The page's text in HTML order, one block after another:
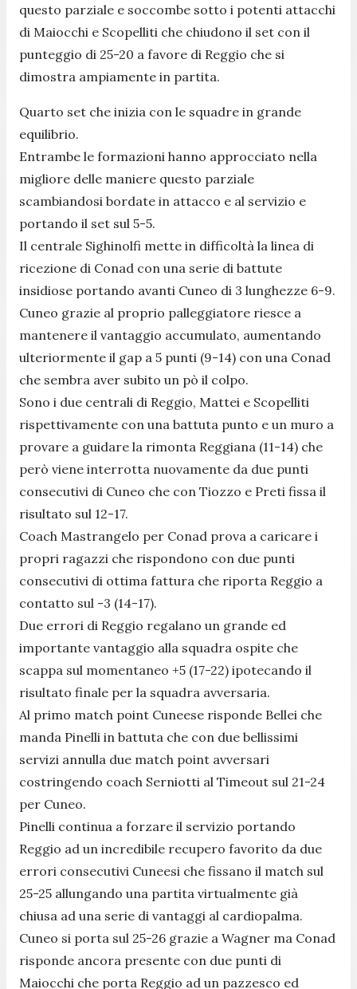
questo parziale e soccombe sotto i potenti attacchi
di Maiocchi e Scopelliti che chiudono il set con il
punteggio di 25-20 a favore di Reggio che si
dimostra ampiamente in partita.
Quarto set che inizia con le squadre in grande
equilibrio.
Entrambe le formazioni hanno approcciato nella
migliore delle maniere questo parziale
scambiandosi bordate in attacco e al servizio e
portando il set sul 5-5.
Il centrale Sighinolfi mette in difficoltà la linea di
ricezione di Conad con una serie di battute
insidiose portando avanti Cuneo di 3 lunghezze 6-9.
Cuneo grazie al proprio palleggiatore riesce a
mantenere il vantaggio accumulato, aumentando
ulteriormente il gap a 5 punti (9-14) con una Conad
che sembra aver subito un pò il colpo.
Sono i due centrali di Reggio, Mattei e Scopelliti
rispettivamente con una battuta punto e un muro a
provare a guidare la rimonta Reggiana (11-14) che
però viene interrotta nuovamente da due punti
consecutivi di Cuneo che con Tiozzo e Preti fissa il
risultato sul 12-17.
Coach Mastrangelo per Conad prova a caricare i
propri ragazzi che rispondono con due punti
consecutivi di ottima fattura che riporta Reggio a
contatto sul -3 (14-17).
Due errori di Reggio regalano un grande ed
importante vantaggio alla squadra ospite che
scappa sul momentaneo +5 (17-22) ipotecando il
risultato finale per la squadra avversaria.
Al primo match point Cuneese risponde Bellei che
manda Pinelli in battuta che con due bellissimi
servizi annulla due match point avversari
costringendo coach Serniotti al Timeout sul 21-24
per Cuneo.
Pinelli continua a forzare il servizio portando
Reggio ad un incredibile recupero favorito da due
errori consecutivi Cuneesi che fissano il match sul
25-25 allungando una partita virtualmente già
chiusa ad una serie di vantaggi al cardiopalma.
Cuneo si porta sul 25-26 grazie a Wagner ma Conad
risponde ancora presente con due punti di
Maiocchi che porta Reggio ad un pazzesco ed